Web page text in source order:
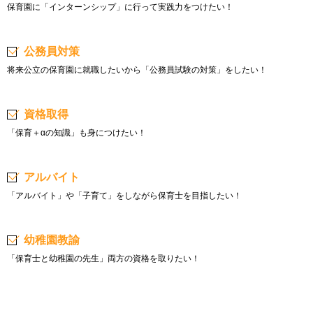
保育園に「インターンシップ」に行って実践力をつけたい！
公務員対策
将来公立の保育園に就職したいから「公務員試験の対策」をしたい！
資格取得
「保育＋αの知識」も身につけたい！
アルバイト
「アルバイト」や「子育て」をしながら保育士を目指したい！
幼稚園教諭
「保育士と幼稚園の先生」両方の資格を取りたい！